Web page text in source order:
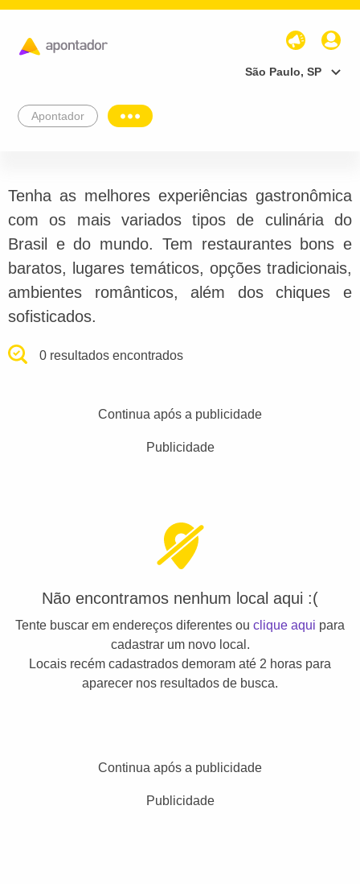
São Paulo, SP
Apontador
Tenha as melhores experiências gastronômica
com os mais variados tipos de culinária do
Brasil e do mundo. Tem restaurantes bons e
baratos, lugares temáticos, opções tradicionais,
ambientes românticos, além dos chiques e
sofisticados.
0 resultados encontrados
Continua após a publicidade
Publicidade
Não encontramos nenhum local aqui :(
Tente buscar em endereços diferentes ou clique aqui para
cadastrar um novo local.
Locais recém cadastrados demoram até 2 horas para
aparecer nos resultados de busca.
Continua após a publicidade
Publicidade